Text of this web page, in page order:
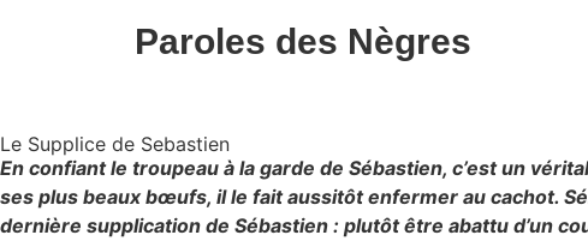
Paroles des Nègres
Le Supplice de Sebastien
En confiant le troupeau à la garde de Sébastien, c’est un
ses plus beaux bœufs, il le fait aussitôt enfermer au cachot.
dernière supplication de Sébastien : plutôt être abattu d’un